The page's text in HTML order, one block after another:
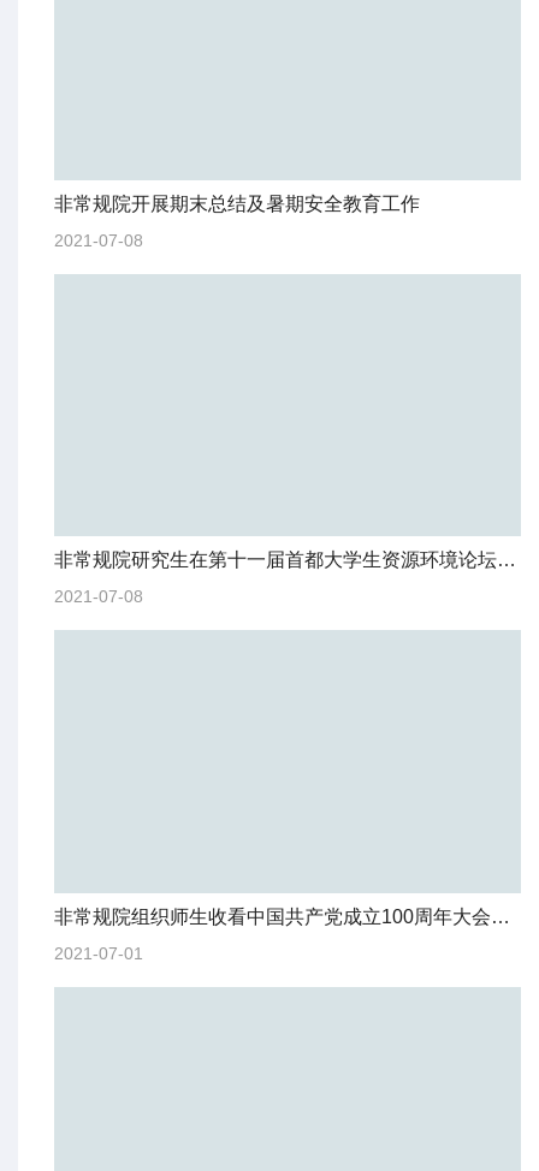
非常规院开展期末总结及暑期安全教育工作
2021-07-08
非常规院研究生在第十一届首都大学生资源环境论坛中荣获二等奖
2021-07-08
非常规院组织师生收看中国共产党成立100周年大会直播
2021-07-01